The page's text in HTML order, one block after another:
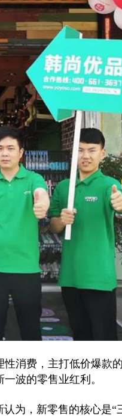
消费，主打低价爆款
波的零售业红利。
为，新零售的核心是“